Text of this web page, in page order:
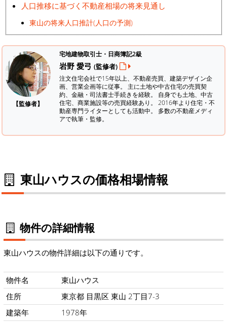
人口推移に基づく不動産相場の将来見通し
東山の将来人口推計(人口の予測)
【監修者】
宅地建物取引士・日商簿記2級
岩野 愛弓 (監修者)
注文住宅会社で15年以上、不動産売買、建築デザイン企
画、営業企画等に従事。 主に土地や中古住宅の売買契
約、金融・司法書士手続きを経験。 自身でも土地、中古
住宅、商業施設等の売買経験あり。 2016年より住宅・不
動産専門ライターとしても活動中。 多数の不動産メディ
アで執筆・監修。
東山ハウスの価格相場情報
物件の詳細情報
東山ハウスの物件詳細は以下の通りです。
物件名
東山ハウス
住所
東京都 目黒区 東山 2丁目7-3
建築年
1978年